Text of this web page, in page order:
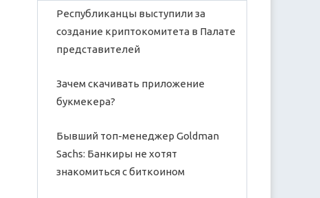
Республиканцы выступили за
создание криптокомитета в Палате
представителей
Зачем скачивать приложение
букмекера?
Бывший топ-менеджер Goldman
Sachs: Банкиры не хотят
знакомиться с биткоином